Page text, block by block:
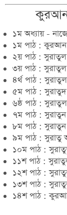
কুরআন
১ম অধ্যায় -
১ম পাঠ : কুরআন
২য় পাঠ : সুরাতুল
৩য় পাঠ : সুরাতুল
৪র্থ পাঠ :
৫ম পাঠ :
৬ষ্ঠ পাঠ :
৭ম পাঠ : সুরাতুন
৮ম পাঠ : সুরাতুন
৯ম পাঠ : সুরাতু
১০ম পাঠ :
১১শ পাঠ :
১২শ পাঠ :
১৩শ পাঠ :
১৪শ পাঠ :